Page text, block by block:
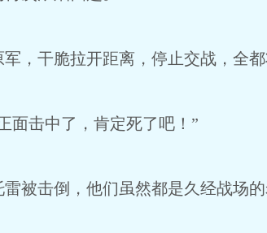
，干脆拉开距离，停止交战，全都
面击中了，肯定死了吧！”
被击倒，他们虽然都是久经战场